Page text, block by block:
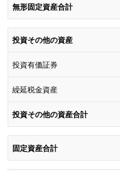
無形固定資産合計
投資その他の資産
投資有価証券
繰延税金資産
投資その他の資産合計
固定資産合計